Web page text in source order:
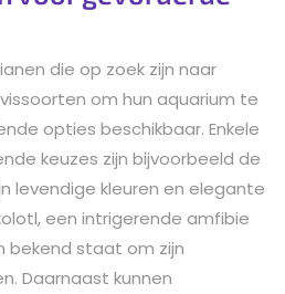
die op zoek zijn naar
om hun aquarium te
opties beschikbaar. Enkele
keuzes zijn bijvoorbeeld de
levendige kleuren en elegante
een intrigerende amfibie
bekend staat om zijn
Daarnaast kunnen